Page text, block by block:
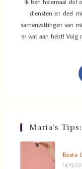
diensten en deel
samenvattingen van
er wat aan hebt! Volg
Maria’s Tips:
Beste
14/11/